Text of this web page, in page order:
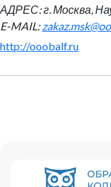
АДРЕС:г. Москва,
E-MAIL:
http://ooobalf.ru